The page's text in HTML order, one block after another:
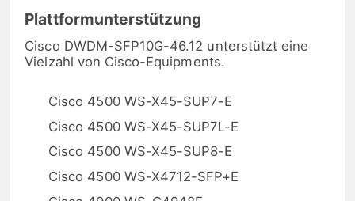
Plattformunterstützung
Cisco DWDM-SFP10G-46.12 unterstützt eine
Vielzahl von Cisco-Equipments.
Cisco 4500 WS-X45-SUP7-E
Cisco 4500 WS-X45-SUP7L-E
Cisco 4500 WS-X45-SUP8-E
Cisco 4500 WS-X4712-SFP+E